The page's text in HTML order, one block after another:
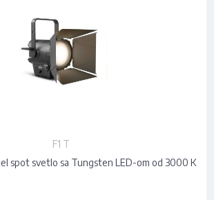
F1 T
spot svetlo sa Tungsten LED-om od 3000 K